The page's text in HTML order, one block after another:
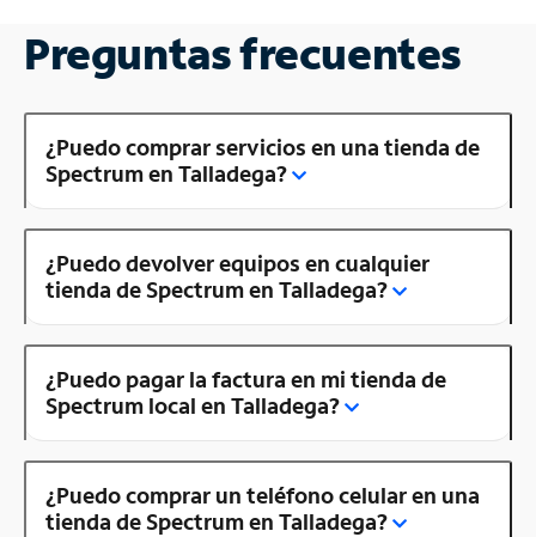
Preguntas frecuentes
¿Puedo comprar servicios en una tienda de
Spectrum en Talladega?
¿Puedo devolver equipos en cualquier
tienda de Spectrum en Talladega?
¿Puedo pagar la factura en mi tienda de
Spectrum local en Talladega?
¿Puedo comprar un teléfono celular en una
tienda de Spectrum en Talladega?